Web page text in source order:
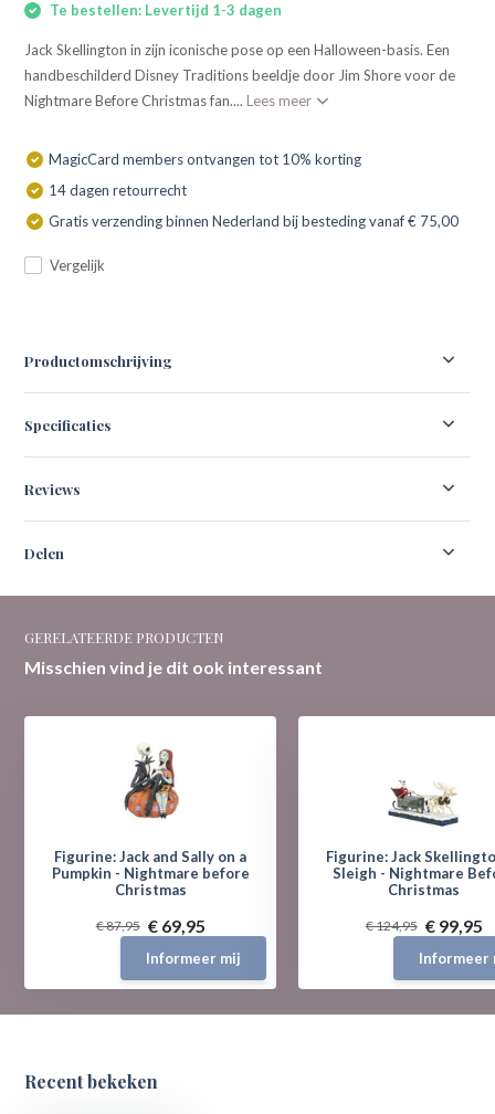
Te bestellen: Levertijd 1-3 dagen
Jack Skellington in zijn iconische pose op een Halloween-basis. Een
handbeschilderd Disney Traditions beeldje door Jim Shore voor de
Nightmare Before Christmas fan.... Lees meer
MagicCard members ontvangen tot 10% korting
14 dagen retourrecht
Gratis verzending binnen Nederland bij besteding vanaf € 75,00
Vergelijk
Productomschrijving
Specificaties
Reviews
Delen
GERELATEERDE PRODUCTEN
Misschien vind je dit ook interessant
Figurine: Jack and Sally on a
Pumpkin - Nightmare before
Christmas
€ 87,95 € 69,95
Informeer mij
Figurine: Jack
Sleigh - Nightmare
Christmas
€ 124,95 € 99,95
Informeer
Recent bekeken